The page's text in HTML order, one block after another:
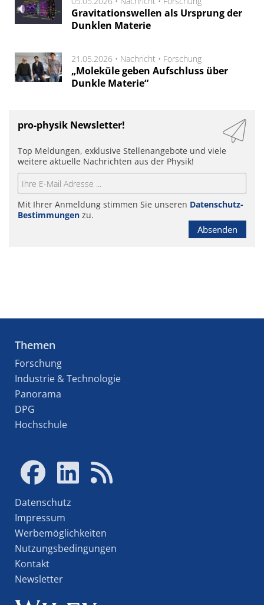
Gravitationswellen als Ursprung der
Dunklen Materie
21.05.2026 • Nachricht • Forschung
„Moleküle geben Aufschluss über
Dunkle Materie“
pro-physik Newsletter!
Top Meldungen, exklusive Stellenangebote und viele
weitere aktuelle Nachrichten aus der Physik!
Mit Ihrer Anmeldung stimmen Sie unseren Datenschutz-
Bestimmungen zu.
Absenden
Themen
Forschung
Industrie & Technologie
Panorama
DPG
Hochschule
Datenschutz
Impressum
Werbemöglichkeiten
Nutzungsbedingungen
Kontakt
Newsletter